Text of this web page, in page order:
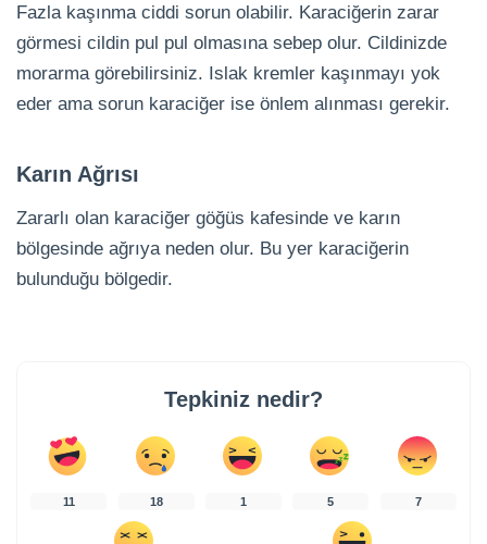
Fazla kaşınma ciddi sorun olabilir. Karaciğerin zarar
görmesi cildin pul pul olmasına sebep olur. Cildinizde
morarma görebilirsiniz. Islak kremler kaşınmayı yok
eder ama sorun karaciğer ise önlem alınması gerekir.
Karın Ağrısı
Zararlı olan karaciğer göğüs kafesinde ve karın
bölgesinde ağrıya neden olur. Bu yer karaciğerin
bulunduğu bölgedir.
Tepkiniz nedir?
11 18 1 5 7